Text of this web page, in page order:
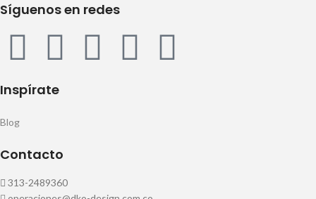
Síguenos en redes
Inspírate
Blog
Contacto
313-2489360